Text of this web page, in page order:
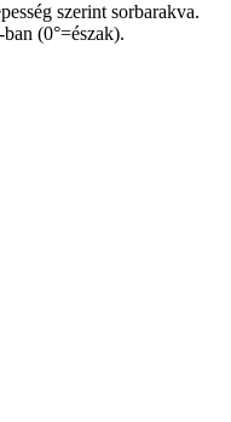
szerint sorbarakva.
(0°=észak).